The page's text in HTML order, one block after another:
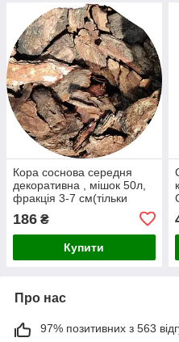
Кора соснова середня
декоративна , мішок 50л,
фракція 3-7 см(тільки
186 ₴
Купити
Про нас
97% позитивних з 563